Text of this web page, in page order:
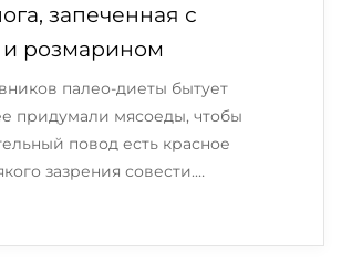
запеченная с
розмарином
палео-диеты бытует
придумали мясоеды, чтобы
повод есть красное
зазрения совести.…